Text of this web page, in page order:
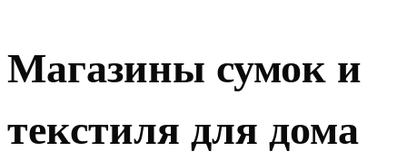
Магазины сумок и
текстиля для дома